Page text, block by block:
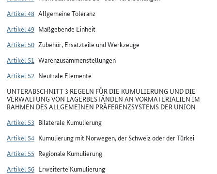
Artikel 48 Allgemeine Toleranz
Artikel 49 Maßgebende Einheit
Artikel 50 Zubehör, Ersatzteile und Werkzeuge
Artikel 51 Warenzusammenstellungen
Artikel 52 Neutrale Elemente
UNTERABSCHNITT 3 REGELN FÜR DIE KUMULIERUNG UND DIE
VERWALTUNG VON LAGERBESTÄNDEN AN VORMATERIALIEN IM
RAHMEN DES ALLGEMEINEN PRÄFERENZSYSTEMS DER UNION
Artikel 53 Bilaterale Kumulierung
Artikel 54 Kumulierung mit Norwegen, der Schweiz oder der Türkei
Artikel 55 Regionale Kumulierung
Artikel 56 Erweiterte Kumulierung